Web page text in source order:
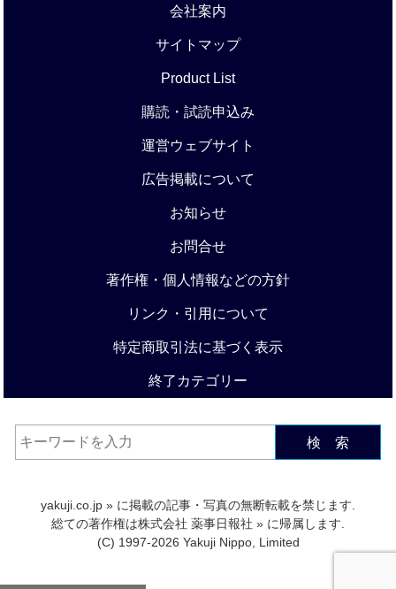
会社案内
サイトマップ
Product List
購読・試読申込み
運営ウェブサイト
広告掲載について
お知らせ
お問合せ
著作権・個人情報などの方針
リンク・引用について
特定商取引法に基づく表示
終了カテゴリー
検 索
yakuji.co.jp » に掲載の記事・写真の無断転載を禁じます.
総ての著作権は株式会社 薬事日報社 » に帰属します.
(C) 1997-2026 Yakuji Nippo, Limited